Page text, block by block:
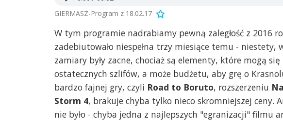
GIERMASZ-Program z 18.02.17
W tym programie nadrabiamy pewną zaległość z 2016
zadebiutowało niespełna trzy miesiące temu - niestety,
zamiary były zacne, chociaż są elementy, które mogą
ostatecznych szlifów, a może budżetu, aby grę o
bardzo fajnej gry, czyli Road to Boruto, rozszerzeniu
Storm 4, brakuje chyba tylko nieco skromniejszej ceny.
nie było - chyba jedna z najlepszych "egranizacji" filmu